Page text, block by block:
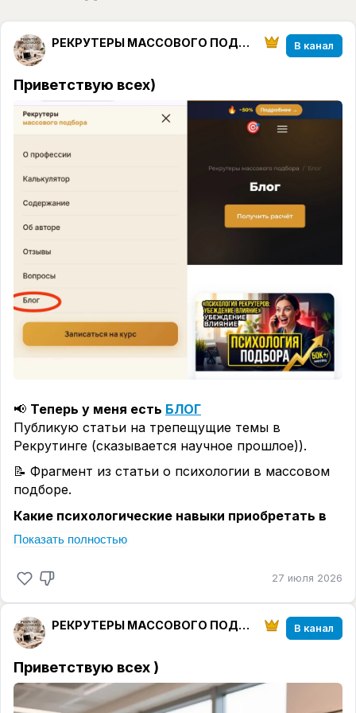
РЕКРУТЕРЫ МАССОВОГО ПОДБОРА В канал
Приветствую всех)
📢 Теперь у меня есть БЛОГ
Публикую статьи на трепещущие темы в
Рекрутинге (сказывается научное прошлое)).
📝 Фрагмент из статьи о психологии в массовом
подборе.
Какие психологические навыки приобретать в
первую очередь(приоритет, который работает):
вопросов.
выслушивать кандидата.
🔹Неделя 5–8: Работа с возражениями и
сомнениями.
"Мне нужно подумать", "Зарплата ниже, чем я
ожидаю", "Боюсь пробовать новое", "А что если
Показать полностью
27 июля 2026
РЕКРУТЕРЫ МАССОВОГО ПОДБОРА В канал
Приветствую всех )